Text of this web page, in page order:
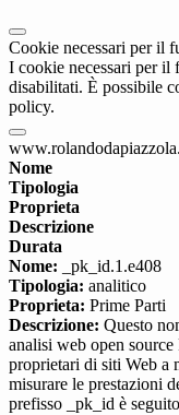
Cookie necessari per il
I cookie necessari per il
disabilitati. È possibile
policy.
Nome
Tipologia
Proprieta
Descrizione
Durata
Nome: _pk_id.1.e408
Tipologia: analitico
Proprieta: Prime Parti
Descrizione: Questo
analisi web open
proprietari di siti Web a
misurare le prestazioni
prefisso _pk_id è